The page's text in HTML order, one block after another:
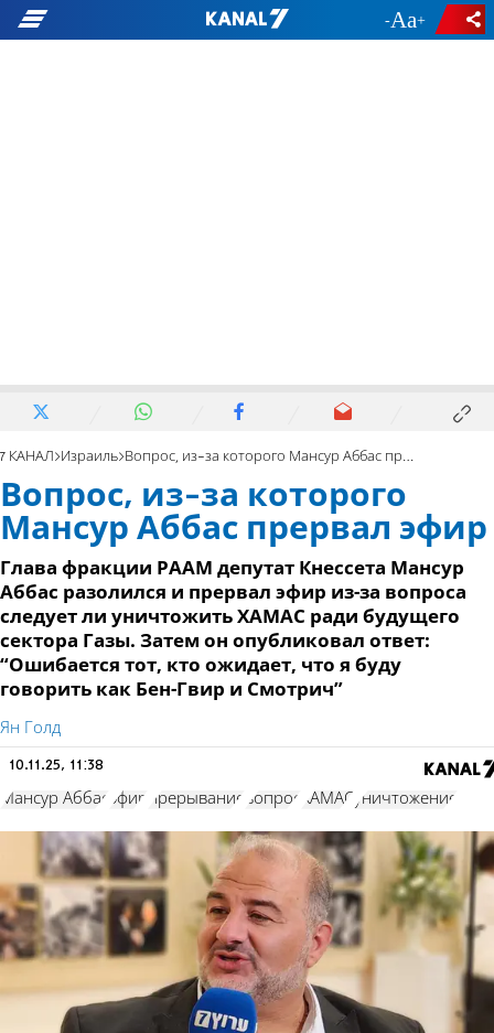
- +
7 КАНАЛ Израиль Вопрос, из-за которого Мансур Аббас прервал эфир
Вопрос, из-за которого
Мансур Аббас прервал эфир
Глава фракции РААМ депутат Кнессета Мансур
Аббас разолился и прервал эфир из-за вопроса
следует ли уничтожить ХАМАС ради будущего
сектора Газы. Затем он опубликовал ответ:
“Ошибается тот, кто ожидает, что я буду
говорить как Бен-Гвир и Смотрич”
Ян Голд
10.11.25, 11:38
Мансур Аббас эфир прерывание вопрос ХАМАС уничтожение